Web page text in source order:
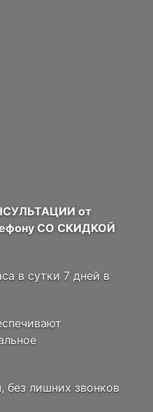
от
СО СКИДКОЙ
в сутки 7 дней в
лишних звонков